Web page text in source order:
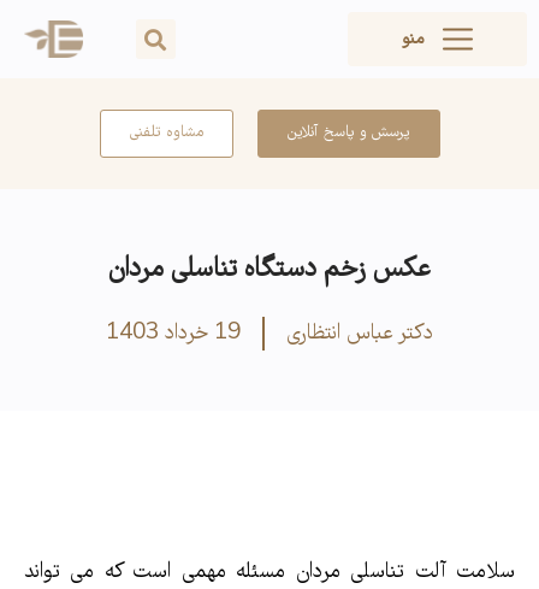
منو
پرسش و پاسخ آنلاین مشاوه تلفنی
عکس زخم دستگاه تناسلی مردان
دکتر عباس انتظاری 19 خرداد 1403
سلامت آلت تناسلی مردان مسئله مهمی است که می تواند